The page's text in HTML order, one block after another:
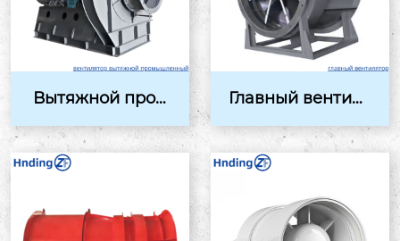
Вытяжной пром
илятор: Эффекти
вное р...
Главный вентиля
ное решение дл
я э...